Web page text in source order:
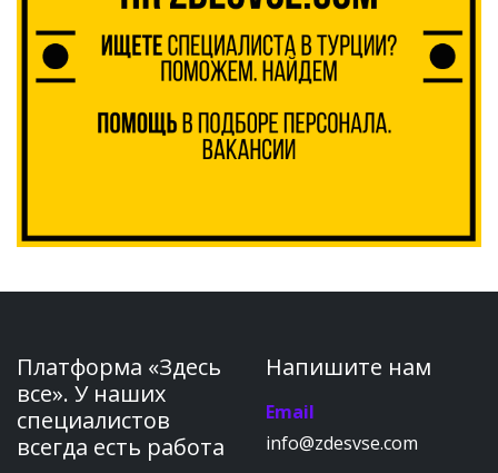
Платформа «Здесь
все». У наших
специалистов
всегда есть работа
Напишите нам
Email
info@zdesvse.com